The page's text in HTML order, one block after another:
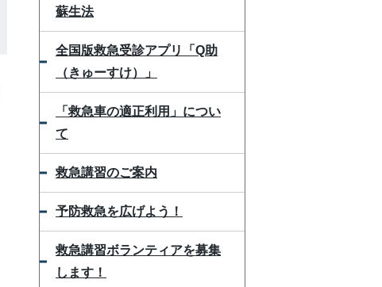
蘇生法
全国版救急受診アプリ「Q助
（きゅーすけ）」
「救急車の適正利用」につい
て
救急講習のご案内
予防救急を広げよう！
救急講習ボランティアを募集
します！